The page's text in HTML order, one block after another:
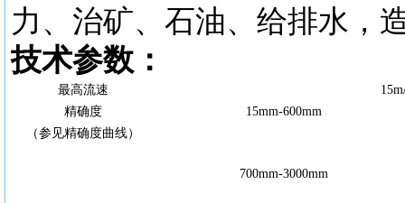
力、治矿、石油、给排水，
技术参数：
最高流速
精确度
（参见精确度曲线）
15mm-600mm
700mm-3000mm